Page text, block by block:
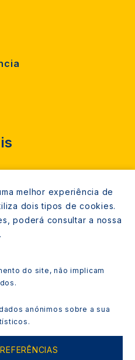
fixa)
Informa. Todos os direitos
reservados.
melhor experiência de
dois tipos de cookies.
poderá consultar a nossa
.
do site, não implicam
anónimos sobre a sua